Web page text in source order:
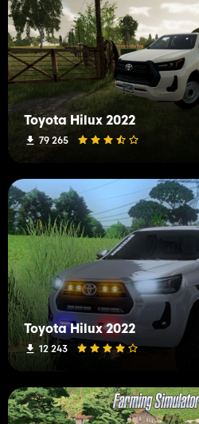
Toyota Hilux 2022
79 265
Toyota Hilux 2022
12 243